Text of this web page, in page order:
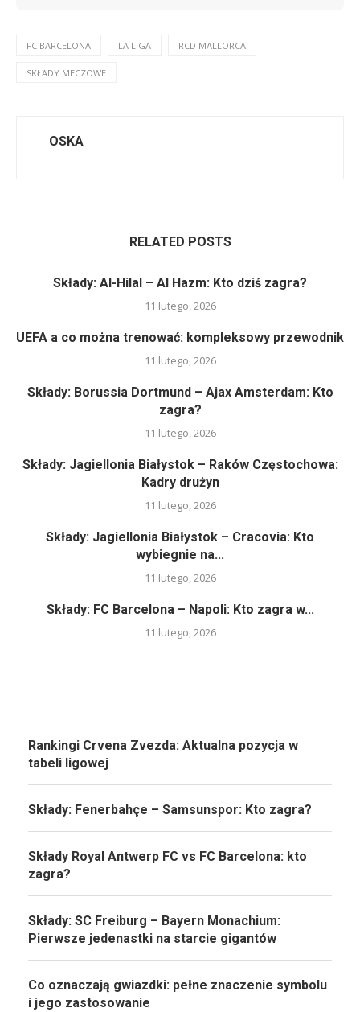
FC BARCELONA LA LIGA RCD MALLORCA
SKŁADY MECZOWE
OSKA
RELATED POSTS
Składy: Al-Hilal – Al Hazm: Kto dziś zagra?
11 lutego, 2026
UEFA a co można trenować: kompleksowy przewodnik
11 lutego, 2026
Składy: Borussia Dortmund – Ajax Amsterdam: Kto
zagra?
11 lutego, 2026
Składy: Jagiellonia Białystok – Raków Częstochowa:
Kadry drużyn
11 lutego, 2026
Składy: Jagiellonia Białystok – Cracovia: Kto
wybiegnie na...
11 lutego, 2026
Składy: FC Barcelona – Napoli: Kto zagra w...
11 lutego, 2026
Rankingi Crvena Zvezda: Aktualna pozycja w
tabeli ligowej
Składy: Fenerbahçe – Samsunspor: Kto zagra?
Składy Royal Antwerp FC vs FC Barcelona: kto
zagra?
Składy: SC Freiburg – Bayern Monachium:
Pierwsze jedenastki na starcie gigantów
Co oznaczają gwiazdki: pełne znaczenie symbolu
i jego zastosowanie